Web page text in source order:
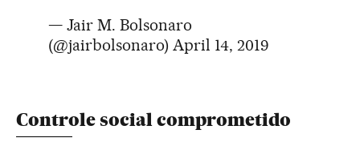
— Jair M. Bolsonaro
(@jairbolsonaro) April 14, 2019
Controle social comprometido